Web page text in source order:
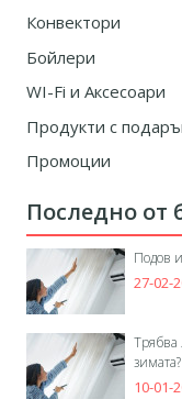
Конвектори
Бойлери
WI-Fi и Аксесоари
Продукти с
Промоции
Последно от
Подов
27-02-
Трябва
зимата?
10-01-